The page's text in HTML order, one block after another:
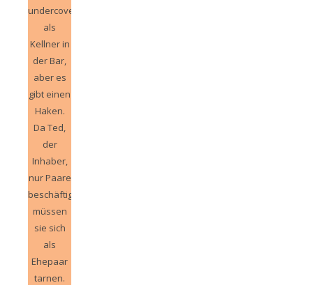
undercover
als
Kellner in
der Bar,
aber es
gibt einen
Haken.
Da Ted,
der
Inhaber,
nur Paare
beschäftigt,
müssen
sie sich
als
Ehepaar
tarnen.